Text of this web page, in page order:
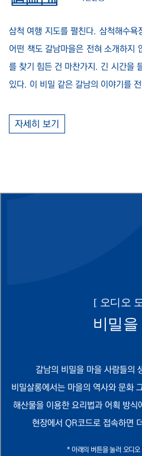
삼척 여행 지도를 펼친다. 삼척해수욕
어떤 책도 갈남마을은 전혀 소개하지
를 찾기 힘든 건 마찬가지. 긴 시간을
있다. 이 비밀 같은 갈남의 이야기를
자세히 보기
[ 오디오
비밀
갈남의 비밀을 마을 사람들의
비밀살롱에서는 마을의 역사와 문화
해산물을 이용한 요리법과 어획 방
현장에서 QR코드로 접속하면
* 아래의 버튼을 눌러 오디